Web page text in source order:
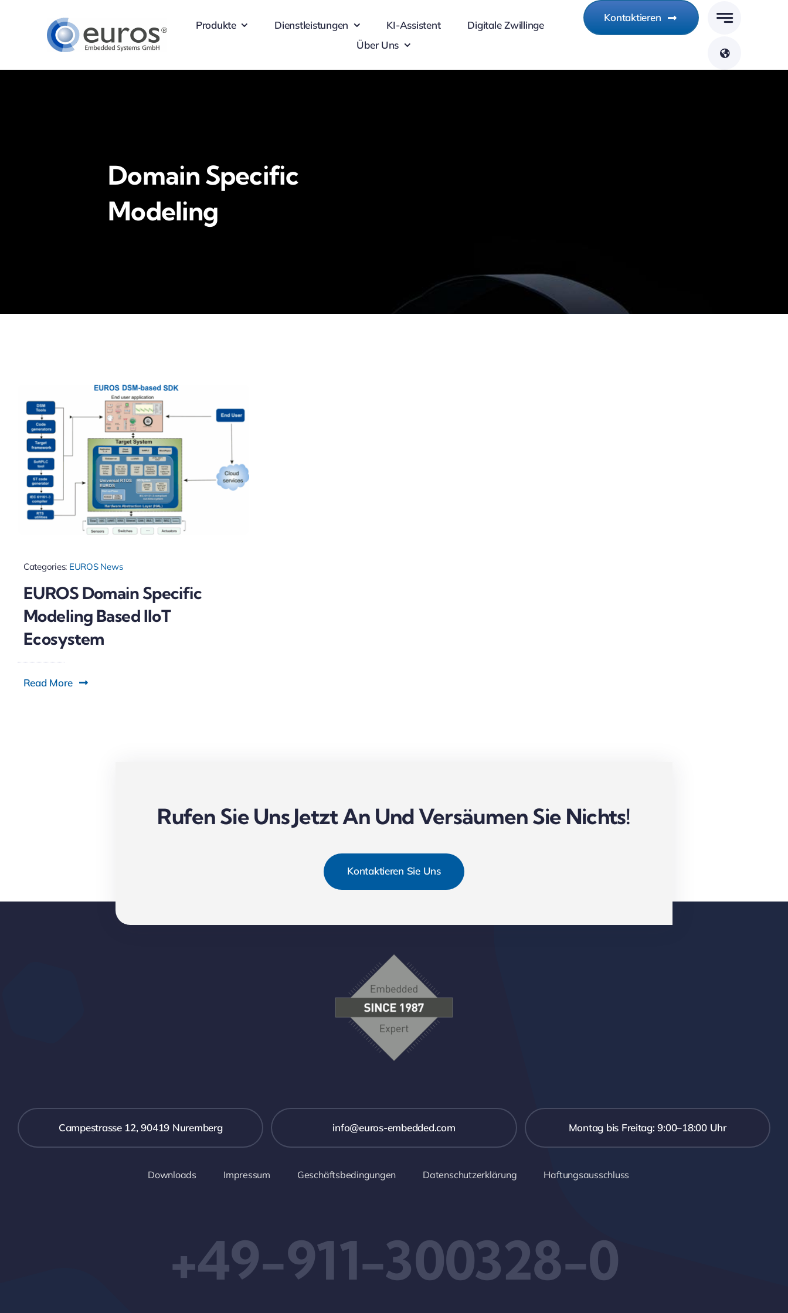
Produkte Dienstleistungen KI-Assistent
Digitale Zwillinge
Über Uns
Kontaktieren
Domain Specific
Modeling
Categories: EUROS News
EUROS Domain Specific
Modeling Based IIoT
Ecosystem
Read More
Rufen Sie Uns Jetzt An Und Versäumen Sie Nichts!
Kontaktieren Sie Uns
Campestrasse 12, 90419 Nuremberg info@euros-embedded.com Montag bis Freitag: 9:00–18:00 Uhr
Downloads Impressum Geschäftsbedingungen Datenschutzerklärung Haftungsausschluss
+49-911-300328-0